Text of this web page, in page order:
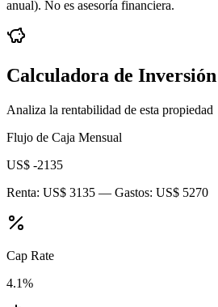
anual). No es asesoría financiera.
Calculadora de Inversión
Analiza la rentabilidad de esta propiedad
Flujo de Caja Mensual
US$ -2135
Renta: US$ 3135 — Gastos: US$ 5270
Cap Rate
4.1%